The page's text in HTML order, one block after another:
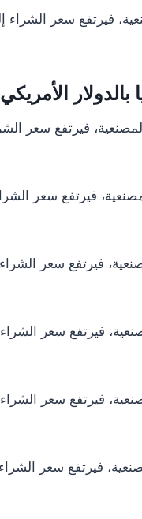
الأمريكي